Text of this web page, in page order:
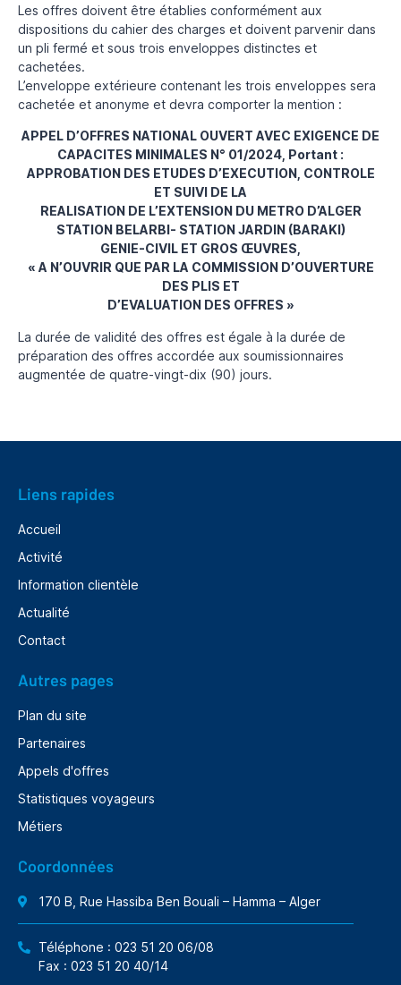
Les offres doivent être établies conformément aux
dispositions du cahier des charges et doivent parvenir dans
un pli fermé et sous trois enveloppes distinctes et
cachetées.
L’enveloppe extérieure contenant les trois enveloppes sera
cachetée et anonyme et devra comporter la mention :
APPEL D’OFFRES NATIONAL OUVERT AVEC EXIGENCE DE
CAPACITES MINIMALES N° 01/2024, Portant :
APPROBATION DES ETUDES D’EXECUTION, CONTROLE
ET SUIVI DE LA
REALISATION DE L’EXTENSION DU METRO D’ALGER
STATION BELARBI- STATION JARDIN (BARAKI)
GENIE-CIVIL ET GROS ŒUVRES,
« A N’OUVRIR QUE PAR LA COMMISSION D’OUVERTURE
DES PLIS ET
D’EVALUATION DES OFFRES »
La durée de validité des offres est égale à la durée de
préparation des offres accordée aux soumissionnaires
augmentée de quatre-vingt-dix (90) jours.
Liens rapides
Accueil
Activité
Information clientèle
Actualité
Contact
Autres pages
Plan du site
Partenaires
Appels d'offres
Statistiques voyageurs
Métiers
Coordonnées
170 B, Rue Hassiba Ben Bouali – Hamma – Alger
Téléphone : 023 51 20 06/08
Fax : 023 51 20 40/14